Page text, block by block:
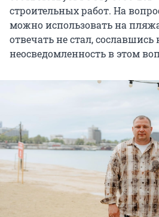
строительных работ. На
можно использовать на
отвечать не стал, сославшись
неосведомленность в этом